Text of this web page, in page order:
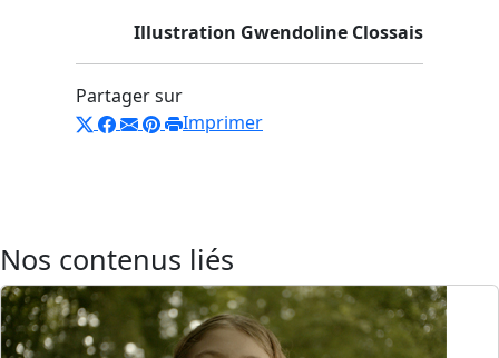
Illustration Gwendoline Clossais
Partager sur
Imprimer
Nos contenus liés